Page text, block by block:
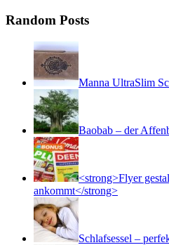
Random Posts
Manna UltraSlim
Baobab – der
<strong>Flyer
ankommt</strong>
Schlafsessel –